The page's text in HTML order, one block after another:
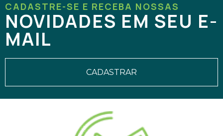
CADASTRE-SE E RECEBA NOSSAS
NOVIDADES EM SEU E-
MAIL
CADASTRAR